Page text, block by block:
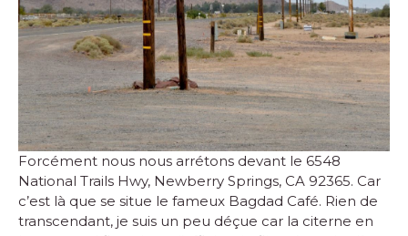
Forcément nous nous arrétons devant le 6548
National Trails Hwy, Newberry Springs, CA 92365. Car
c’est là que se situe le fameux Bagdad Café. Rien de
transcendant, je suis un peu déçue car la citerne en